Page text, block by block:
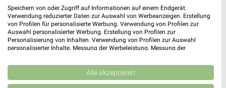
Jetzt kostenlos laden
Speichern von oder Zugriff auf Informationen auf einem Endgerät.
Verwendung reduzierter Daten zur Auswahl von Werbeanzeigen. Erstellung
von Profilen für personalisierte Werbung. Verwendung von Profilen zur
Auswahl personalisierter Werbung. Erstellung von Profilen zur
Personalisierung von Inhalten. Verwendung von Profilen zur Auswahl
personalisierter Inhalte. Messung der Werbeleistung. Messung der
Kombinationen von Daten aus verschiedenen Quellen. Entwicklung und
Verbesserung der Angebote. Verwendung reduzierter Daten zur Auswahl
von Inhalten.
Alle akzeptieren